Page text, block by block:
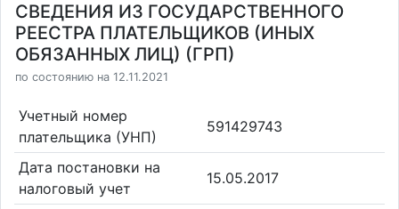
СВЕДЕНИЯ ИЗ ГОСУДАРСТВЕННОГО
РЕЕСТРА ПЛАТЕЛЬЩИКОВ (ИНЫХ
ОБЯЗАННЫХ ЛИЦ) (ГРП)
по состоянию на 12.11.2021
Учетный номер
плательщика (УНП)
591429743
Дата постановки на
налоговый учет
15.05.2017